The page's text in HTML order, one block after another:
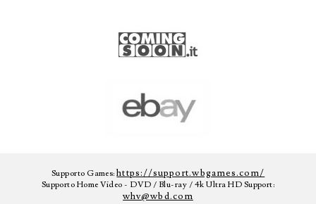
Supporto Games:https://support.wbgames.com/
Supporto Home Video - DVD / Blu-ray / 4k Ultra HD Support:
whv@wbd.com